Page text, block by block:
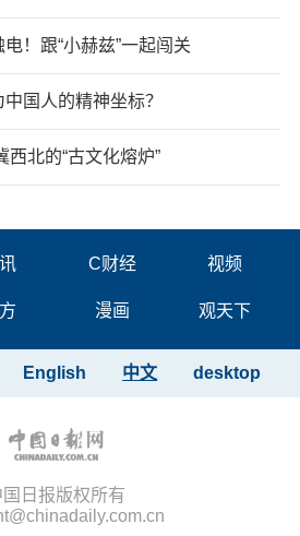
！跟“小赫兹”一起闯关
国人的精神坐标？
西北的“古文化熔炉”
C财经 视频
漫画 观天下
desktop
中文
English
国日报版权所有